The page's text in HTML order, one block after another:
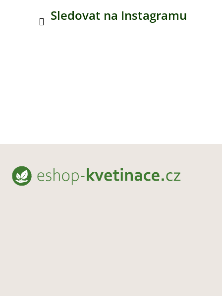
Sledovat na Instagramu
Z